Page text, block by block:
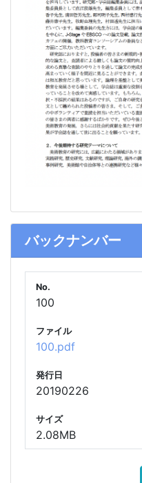
バックナンバー
No.
100
ファイル
100.pdf
発行日
20190226
サイズ
2.08MB